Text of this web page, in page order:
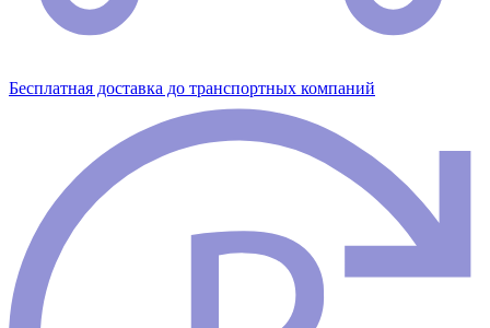
Бесплатная доставка до транспортных компаний